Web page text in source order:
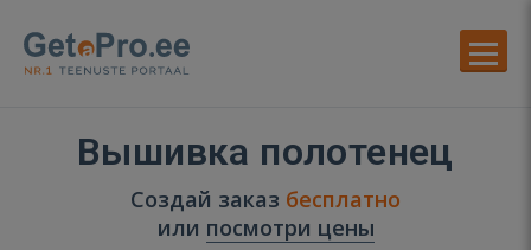
Вышивка полотенец
Создай заказ бесплатно
или посмотри цены